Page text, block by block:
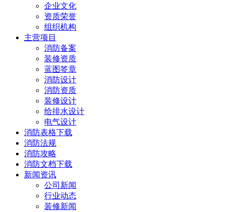
企业文化
资质荣誉
组织机构
主营项目
消防备案
装修资质
蓝图签章
消防设计
消防资质
装修设计
给排水设计
电气设计
消防表格下载
消防法规
消防攻略
消防文档下载
新闻资讯
公司新闻
行业动态
装修新闻